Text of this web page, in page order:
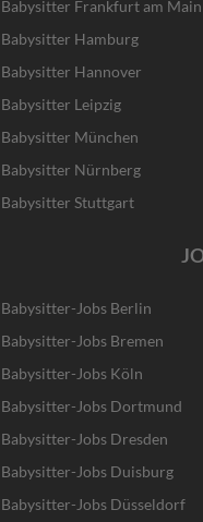
Babysitter Frankfurt am Main
Babysitter Hamburg
Babysitter Hannover
Babysitter Leipzig
Babysitter München
Babysitter Nürnberg
Babysitter Stuttgart
Babysitter-Jobs Berlin
Babysitter-Jobs Bremen
Babysitter-Jobs Köln
Babysitter-Jobs Dortmund
Babysitter-Jobs Dresden
Babysitter-Jobs Duisburg
Babysitter-Jobs Düsseldorf